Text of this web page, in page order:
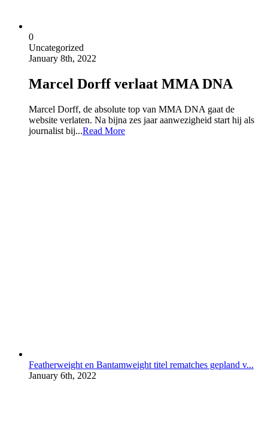
0
Uncategorized
January 8th, 2022
Marcel Dorff verlaat MMA DNA
Marcel Dorff, de absolute top van MMA DNA gaat de
website verlaten. Na bijna zes jaar aanwezigheid start hij als
journalist bij...Read More
Featherweight en Bantamweight titel rematches gepland v...
January 6th, 2022